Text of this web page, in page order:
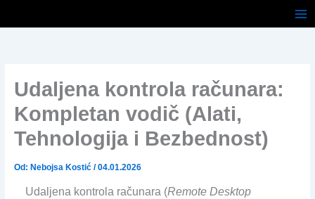
Udaljena kontrola računara:
Kompletan vodič (Alati,
Tehnologija i Bezbednost)
Od: Nebojsa Kostić /04.01.2026
Udaljena kontrola računara (Remote Desktop